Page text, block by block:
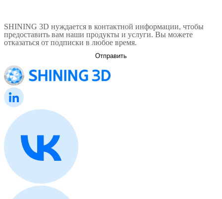
SHINING 3D нуждается в контактной информации, чтобы
предоставить вам наши продукты и услуги. Вы можете
отказаться от подписки в любое время.